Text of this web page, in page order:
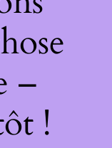
–
!